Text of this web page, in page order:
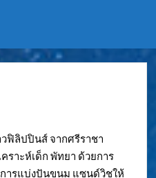
สงเคราะห์
าวฟิลิปปินส์ จากศรีราชา
ราะห์เด็ก พัทยา ด้วยการ
ารแบ่งปันขนม แซนด์วิชให้